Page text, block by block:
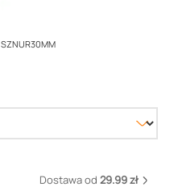
SZNUR30MM
Dostawa od 29.99 zł